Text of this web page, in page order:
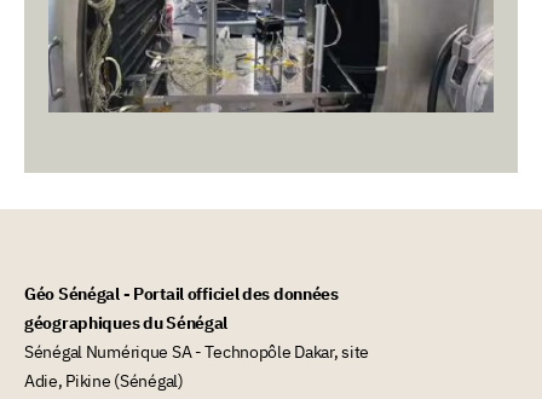
Géo Sénégal - Portail officiel des données
géographiques du Sénégal
Sénégal Numérique SA - Technopôle Dakar, site
Adie, Pikine (Sénégal)